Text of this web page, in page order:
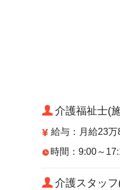
介護福祉士(
給与：月給23
時間：9:00～
介護スタッ